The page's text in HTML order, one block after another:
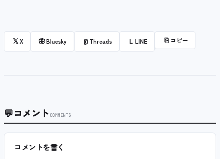
𝕏X 🦋Bluesky @ Threads L LINE ⎘ コピー
💬コメント COMMENTS
コメントを書く